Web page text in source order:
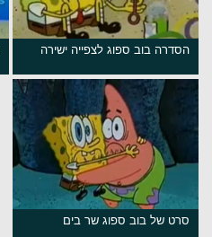
הסדרה בוב ספוג לצפייה ישירה
סרט של בוב ספוג שר בים